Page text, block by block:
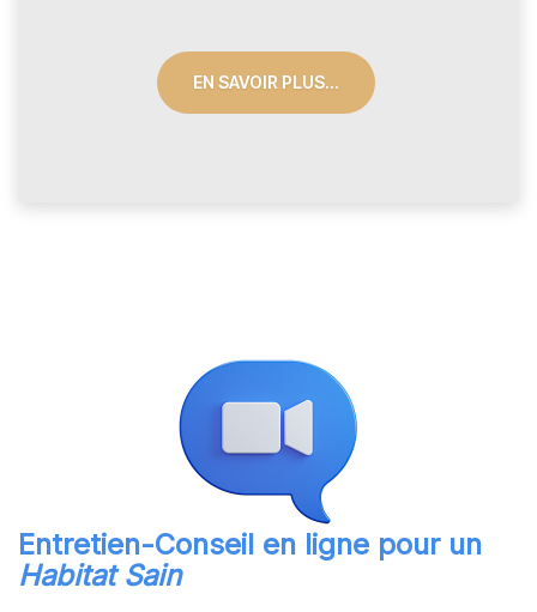
EN SAVOIR PLUS...
Entretien-Conseil en ligne pour un
Habitat Sain